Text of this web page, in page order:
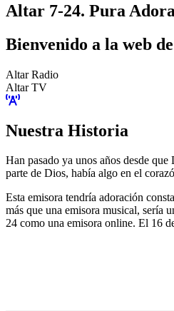
Altar 7-24. Pura
Bienvenido a la web
Altar Radio
Altar TV
Nuestra Historia
Han pasado ya unos años desde
parte de Dios, había algo en el
Esta emisora tendría adoración
más que una emisora musical, sería
24 como una emisora online. El 16